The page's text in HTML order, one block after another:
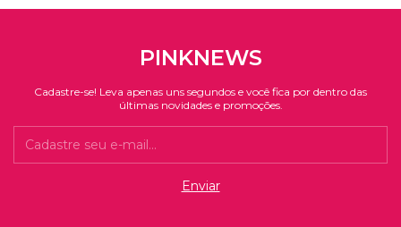
PINKNEWS
Cadastre-se! Leva apenas uns segundos e você fica por dentro das
últimas novidades e promoções.